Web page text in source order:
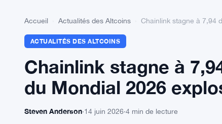
Accueil Actualités des Altcoins Chainlink stagne à 7,94
ACTUALITÉS DES ALTCOINS
Chainlink stagne à
du Mondial 2026
Steven Anderson·14 juin 2026·4 min de lecture